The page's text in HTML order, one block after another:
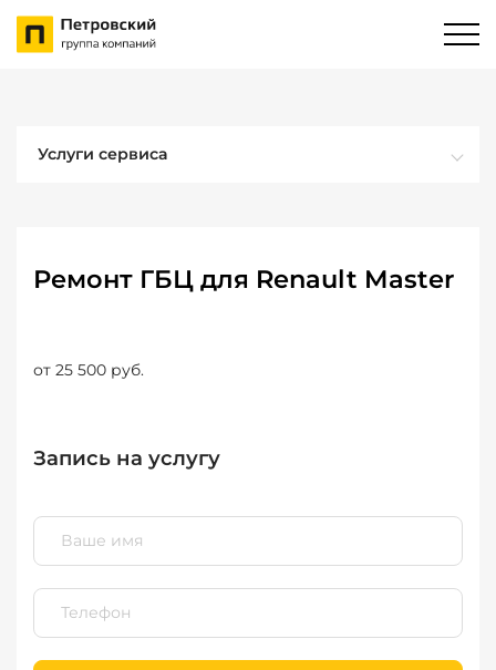
Услуги сервиса
Ремонт ГБЦ для Renault Master
от 25 500 руб.
Запись на услугу